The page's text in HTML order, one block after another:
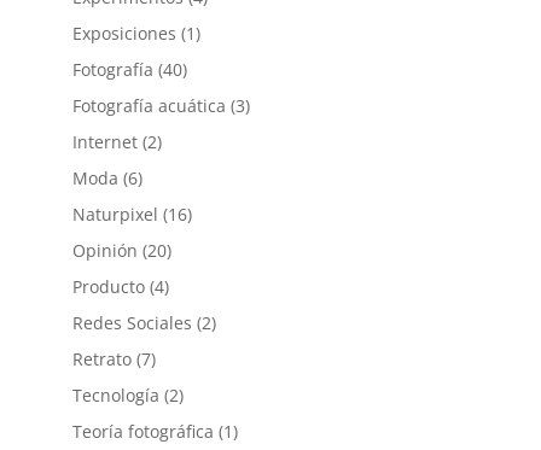
Exposiciones (1)
Fotografía (40)
Fotografía acuática (3)
Internet(2)
Moda (6)
Naturpixel (16)
Opinión (20)
Producto(4)
Redes Sociales (2)
Retrato(7)
Tecnología (2)
Teoría fotográfica (1)